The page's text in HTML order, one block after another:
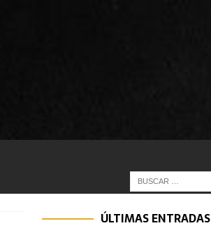
ÚLTIMAS ENTRADAS